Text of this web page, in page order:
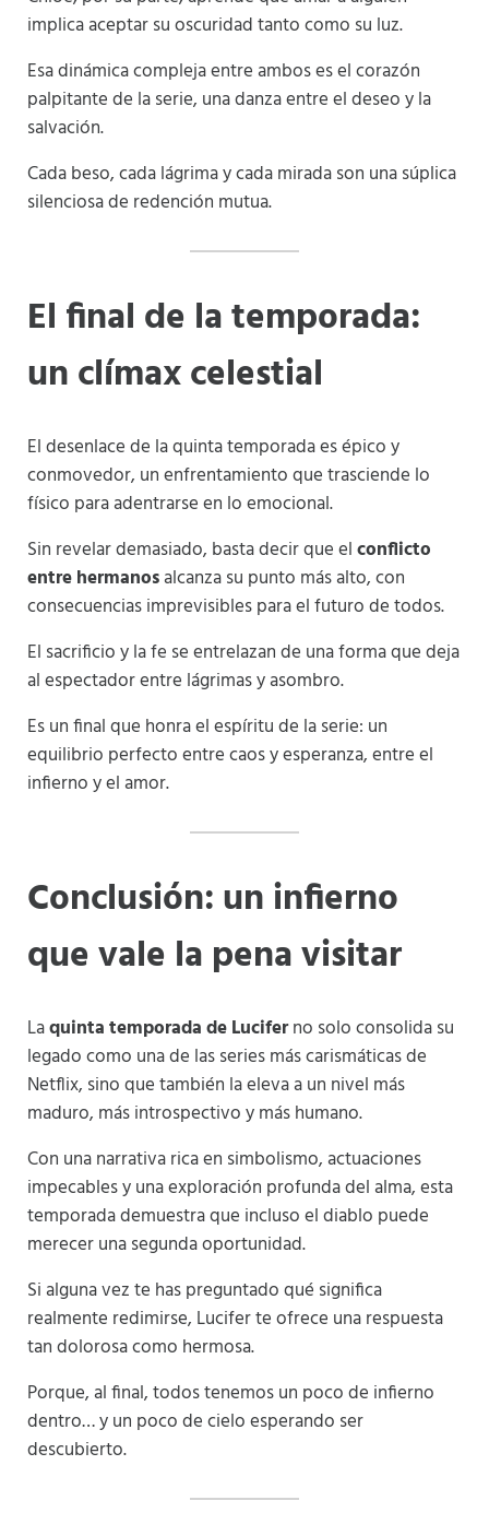
implica aceptar su oscuridad tanto como su luz.
Esa dinámica compleja entre ambos es el corazón
palpitante de la serie, una danza entre el deseo y la
salvación.
Cada beso, cada lágrima y cada mirada son una súplica
silenciosa de redención mutua.
El final de la temporada:
un clímax celestial
El desenlace de la quinta temporada es épico y
conmovedor, un enfrentamiento que trasciende lo
físico para adentrarse en lo emocional.
Sin revelar demasiado, basta decir que elconflicto
entre hermanosalcanza su punto más alto, con
consecuencias imprevisibles para el futuro de todos.
El sacrificio y la fe se entrelazan de una forma que deja
al espectador entre lágrimas y asombro.
Es un final que honra el espíritu de la serie: un
equilibrio perfecto entre caos y esperanza, entre el
infierno y el amor.
Conclusión: un infierno
que vale la pena visitar
Laquinta temporada de Luciferno solo consolida su
legado como una de las series más carismáticas de
Netflix, sino que también la eleva a un nivel más
maduro, más introspectivo y más humano.
Con una narrativa rica en simbolismo, actuaciones
impecables y una exploración profunda del alma, esta
temporada demuestra que incluso el diablo puede
merecer una segunda oportunidad.
Si alguna vez te has preguntado qué significa
realmente redimirse, Lucifer te ofrece una respuesta
tan dolorosa como hermosa.
Porque, al final, todos tenemos un poco de infierno
dentro… y un poco de cielo esperando ser
descubierto.